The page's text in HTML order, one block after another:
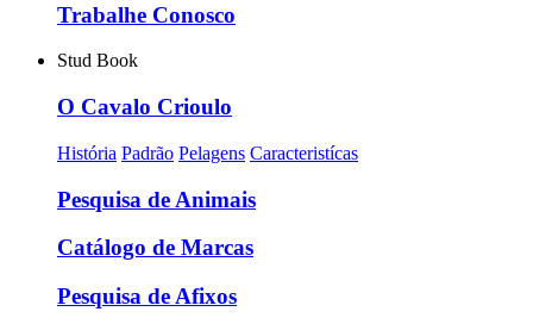
Trabalhe Conosco
Stud Book
O Cavalo Crioulo
História Padrão Pelagens Caracteristícas
Pesquisa de Animais
Catálogo de Marcas
Pesquisa de Afixos